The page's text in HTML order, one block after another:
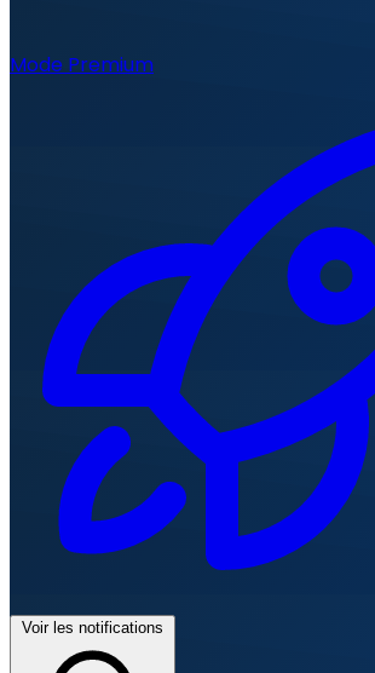
Mode Premium
Voir les notifications